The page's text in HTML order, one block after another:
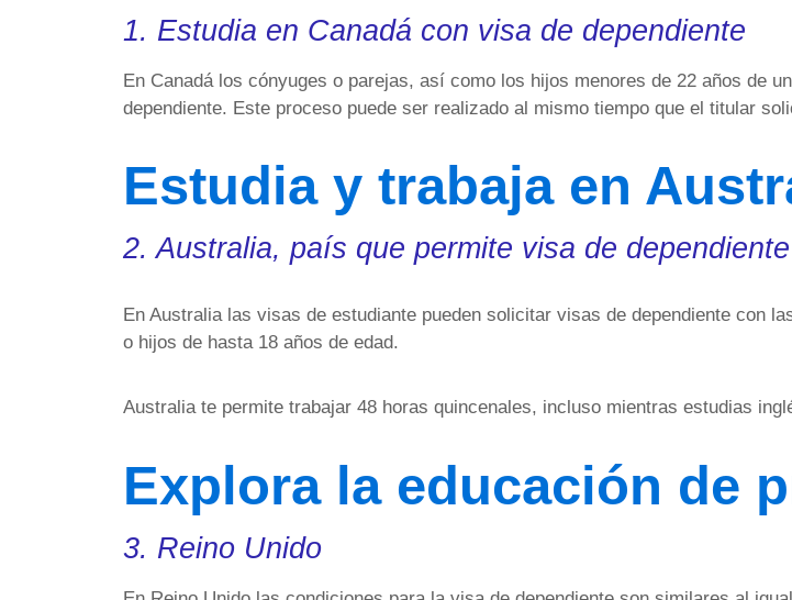
1. Estudia en Canadá con visa de dependiente
En Canadá los cónyuges o parejas, así como los hijos menores de 22 años de
dependiente. Este proceso puede ser realizado al mismo tiempo que el titular
Estudia y trabaja en
2. Australia, país que permite visa de dependiente
En Australia las visas de estudiante pueden solicitar visas de dependiente con
o hijos de hasta 18 años de edad.
Australia te permite trabajar 48 horas quincenales, incluso mientras estudias
Explora la educación de
3. Reino Unido